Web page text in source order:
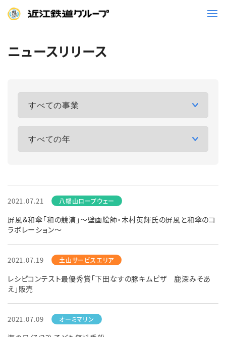
鉄道
事業一覧
観光・イベント情報
採用情報
お問い合わせ一覧
ニュースリリース
2021.07.21
屏風&和傘「和の競演」～壁画絵師・木村英輝氏の屏風と和傘のコ
ラボレーション～
2021.07.19
レシピコンテスト最優秀賞「下田なすの豚キムピザ 鹿深みそあ
え」販売
2021.07.09